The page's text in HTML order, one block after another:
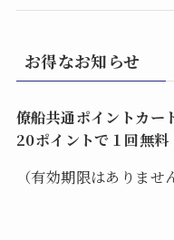
お得なお知らせ
僚船共通ポイントカー
20ポイントで１回無料
（有効期限はありませ